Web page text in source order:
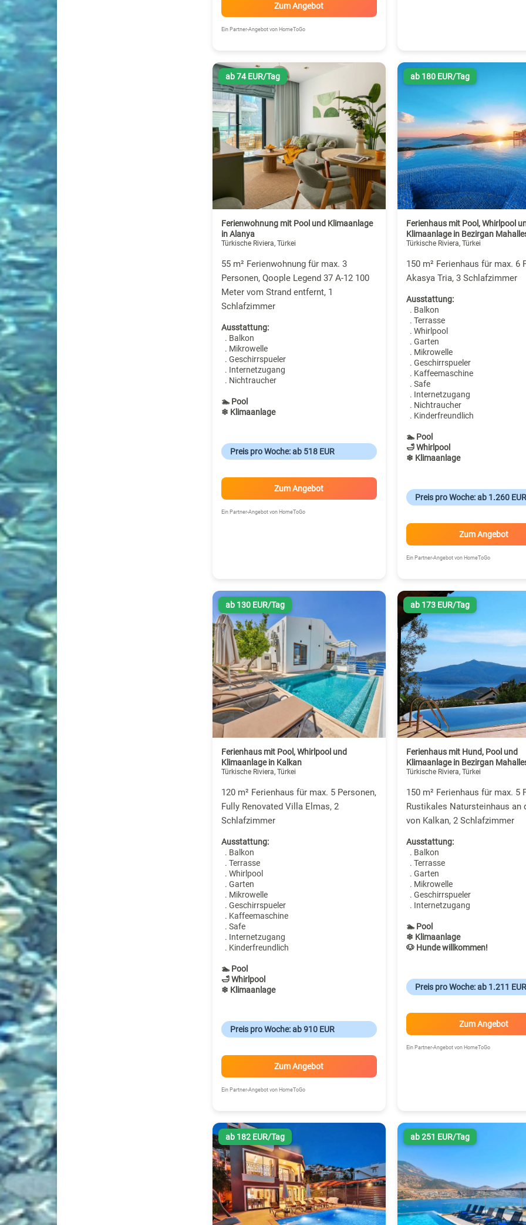
Zum Angebot
Ein Partner-Angebot von HomeToGo
ab 74 EUR/Tag
Ferienwohnung mit Pool und Klimaanlage
in Alanya
Türkische Riviera, Türkei
55 m² Ferienwohnung für max. 3
Personen, Qoople Legend 37 А-12 100
Meter vom Strand entfernt, 1
Schlafzimmer
Ausstattung:
. Balkon
. Mikrowelle
. Geschirrspueler
. Internetzugang
. Nichtraucher
🏊 Pool
❄ Klimaanlage
Preis pro Woche: ab 518 EUR
Zum Angebot
Ein Partner-Angebot von HomeToGo
ab 180 EUR/Tag
Ferienhaus mit Pool, Whirlpool
Klimaanlage in Bezirgan
Türkische Riviera, Türkei
150 m² Ferienhaus für max. 6
Akasya Tria, 3 Schlafzimmer
Ausstattung:
. Balkon
. Terrasse
. Whirlpool
. Garten
. Mikrowelle
. Geschirrspueler
. Kaffeemaschine
. Safe
. Internetzugang
. Nichtraucher
. Kinderfreundlich
🏊 Pool
🛁 Whirlpool
❄ Klimaanlage
Preis pro Woche: ab 1.260 EUR
Zum Angebot
Ein Partner-Angebot von HomeToGo
ab 130 EUR/Tag
Ferienhaus mit Pool, Whirlpool und
Klimaanlage in Kalkan
Türkische Riviera, Türkei
120 m² Ferienhaus für max. 5 Personen,
Fully Renovated Villa Elmas, 2
Schlafzimmer
Ausstattung:
. Balkon
. Terrasse
. Whirlpool
. Garten
. Mikrowelle
. Geschirrspueler
. Kaffeemaschine
. Safe
. Internetzugang
. Kinderfreundlich
🏊 Pool
🛁 Whirlpool
❄ Klimaanlage
Preis pro Woche: ab 910 EUR
Zum Angebot
Ein Partner-Angebot von HomeToGo
ab 173 EUR/Tag
Ferienhaus mit Hund, Pool und
Klimaanlage in Bezirgan
Türkische Riviera, Türkei
150 m² Ferienhaus für max. 5
Rustikales Natursteinhaus an
von Kalkan, 2 Schlafzimmer
Ausstattung:
. Balkon
. Terrasse
. Garten
. Mikrowelle
. Geschirrspueler
. Internetzugang
🏊 Pool
❄ Klimaanlage
🐶 Hunde willkommen!
Preis pro Woche: ab 1.211 EUR
Zum Angebot
Ein Partner-Angebot von HomeToGo
ab 182 EUR/Tag ab 251 EUR/Tag